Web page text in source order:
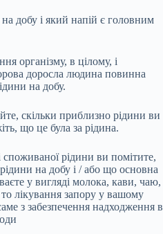
добу і який напій є головним
організму, в цілому, і
доросла людина повинна
на добу.
скільки приблизно рідини ви
що це була за рідина.
рідини ви помітите,
на добу і / або що основна
у вигляді молока, кави, чаю,
лікування запору у вашому
з забезпечення надходження в